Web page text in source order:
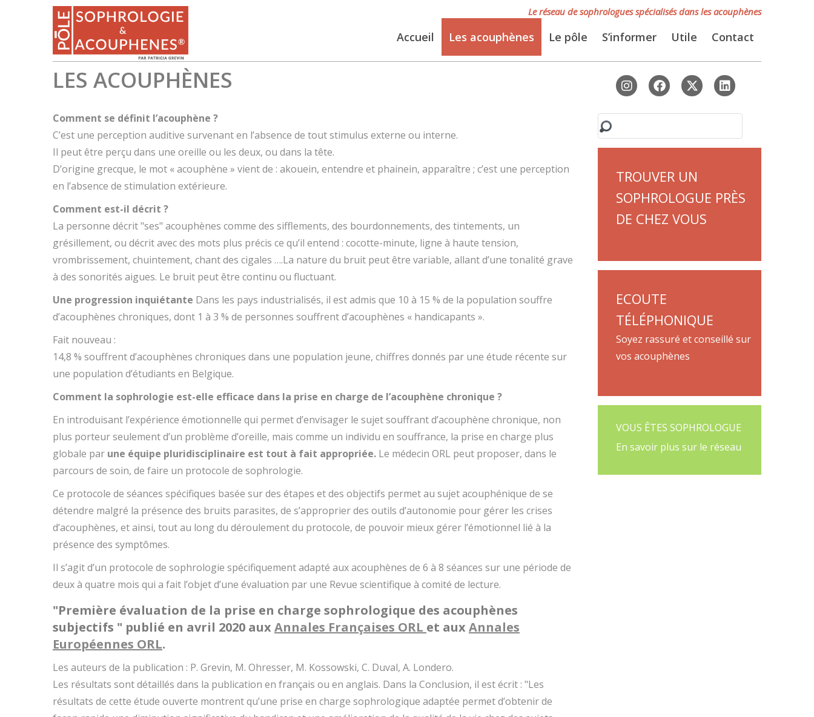
Le réseau de sophrologues spécialisés dans les acouphènes
Accueil Les acouphènes Le pôle S’informer Utile Contact
LES ACOUPHÈNES
Comment se définit l’acouphène ?
C’est une perception auditive survenant en l’absence de tout stimulus externe ou interne.
Il peut être perçu dans une oreille ou les deux, ou dans la tête.
D’origine grecque, le mot « acouphène » vient de : akouein, entendre et phainein, apparaître ; c’est une perception
en l’absence de stimulation extérieure.
Comment est-il décrit ?
La personne décrit "ses" acouphènes comme des sifflements, des bourdonnements, des tintements, un
grésillement, ou décrit avec des mots plus précis ce qu’il entend : cocotte-minute, ligne à haute tension,
vrombrissement, chuintement, chant des cigales ….La nature du bruit peut être variable, allant d’une tonalité grave
à des sonorités aigues. Le bruit peut être continu ou fluctuant.
Une progression inquiétante Dans les pays industrialisés, il est admis que 10 à 15 % de la population souffre
d’acouphènes chroniques, dont 1 à 3 % de personnes souffrent d’acouphènes « handicapants ».
Fait nouveau :
14,8 % souffrent d’acouphènes chroniques dans une population jeune, chiffres donnés par une étude récente sur
une population d’étudiants en Belgique.
Comment la sophrologie est-elle efficace dans la prise en charge de l’acouphène chronique ?
En introduisant l’expérience émotionnelle qui permet d’envisager le sujet souffrant d’acouphène chronique, non
plus porteur seulement d’un problème d’oreille, mais comme un individu en souffrance, la prise en charge plus
globale par une équipe pluridisciplinaire est tout à fait appropriée. Le médecin ORL peut proposer, dans le
parcours de soin, de faire un protocole de sophrologie.
Ce protocole de séances spécifiques basée sur des étapes et des objectifs permet au sujet acouphénique de se
détendre malgré la présence des bruits parasites, de s’approprier des outils d’autonomie pour gérer les crises
d’acouphènes, et ainsi, tout au long du déroulement du protocole, de pouvoir mieux gérer l’émotionnel lié à la
présence des symptômes.
Il s’agit d’un protocole de sophrologie spécifiquement adapté aux acouphènes de 6 à 8 séances sur une période de
deux à quatre mois qui a fait l’objet d’une évaluation par une Revue scientifique à comité de lecture.
"Première évaluation de la prise en charge sophrologique des acouphènes
subjectifs " publié en avril 2020 aux Annales Françaises ORL et aux Annales
Européennes ORL.
Les auteurs de la publication : P. Grevin, M. Ohresser, M. Kossowski, C. Duval, A. Londero.
Les résultats sont détaillés dans la publication en français ou en anglais. Dans la Conclusion, il est écrit : "Les
résultats de cette étude ouverte montrent qu’une prise en charge sophrologique adaptée permet d’obtenir de
RECHERCHER
TROUVER UN
SOPHROLOGUE PRÈS
DE CHEZ VOUS
ECOUTE
TÉLÉPHONIQUE
Soyez rassuré et conseillé sur
vos acouphènes
VOUS ÊTES SOPHROLOGUE
En savoir plus sur le réseau